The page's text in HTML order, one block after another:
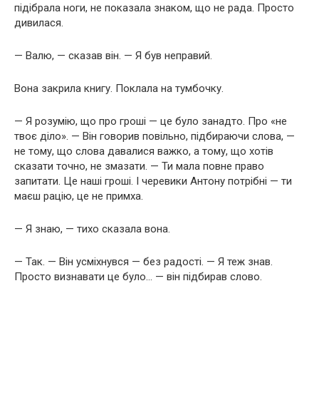
підібрала ноги, не показала знаком, що не рада. Просто
дивилася.
— Валю, — сказав він. — Я був неправий.
Вона закрила книгу. Поклала на тумбочку.
— Я розумію, що про гроші — це було занадто. Про «не
твоє діло». — Він говорив повільно, підбираючи слова, —
не тому, що слова давалися важко, а тому, що хотів
сказати точно, не змазати. — Ти мала повне право
запитати. Це наші гроші. І черевики Антону потрібні — ти
маєш рацію, це не примха.
— Я знаю, — тихо сказала вона.
— Так. — Він усміхнувся — без радості. — Я теж знав.
Просто визнавати це було… — він підбирав слово.